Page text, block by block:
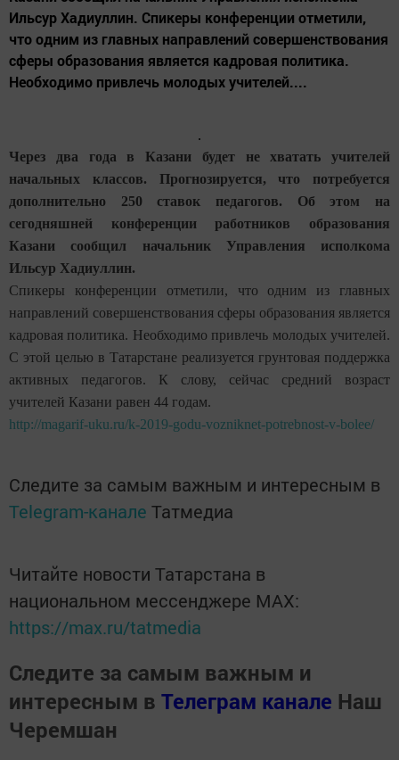
Ильсур Хадиуллин. Спикеры конференции отметили,
что одним из главных направлений совершенствования
сферы образования является кадровая политика.
Необходимо привлечь молодых учителей....
Через два года в Казани будет не хватать учителей
начальных классов. Прогнозируется, что потребуется
дополнительно 250 ставок педагогов. Об этом на
сегодняшней конференции работников образования
Казани сообщил начальник Управления исполкома
Ильсур Хадиуллин.
Спикеры конференции отметили, что одним из главных
направлений совершенствования сферы образования является
кадровая политика. Необходимо привлечь молодых учителей.
С этой целью в Татарстане реализуется грунтовая поддержка
активных педагогов. К слову, сейчас средний возраст
учителей Казани равен 44 годам.
http://magarif-uku.ru/k-2019-godu-vozniknet-potrebnost-v-bolee/
Следите за самым важным и интересным в
Telegram-канале Татмедиа
Читайте новости Татарстана в
национальном мессенджере MАХ:
https://max.ru/tatmedia
Следите за самым важным и
интересным в Телеграм канале Наш
Черемшан